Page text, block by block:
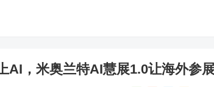
AI，米奥兰特AI慧展1.0让海外参